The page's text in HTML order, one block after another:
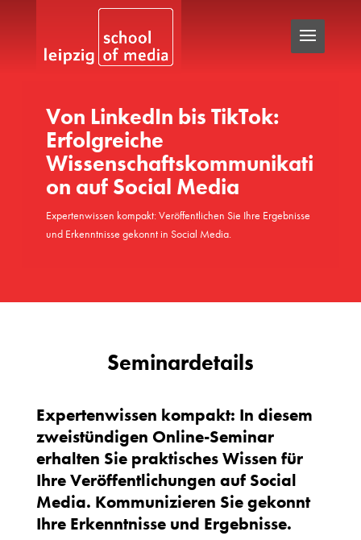
Von LinkedIn bis TikTok:
Erfolgreiche
Wissenschaftskommunikati
on auf Social Media
Expertenwissen kompakt: Veröffentlichen Sie Ihre Ergebnisse
und Erkenntnisse gekonnt in Social Media.
Seminardetails
Expertenwissen kompakt: In diesem
zweistündigen Online-Seminar
erhalten Sie praktisches Wissen für
Ihre Veröffentlichungen auf Social
Media. Kommunizieren Sie gekonnt
Ihre Erkenntnisse und Ergebnisse.